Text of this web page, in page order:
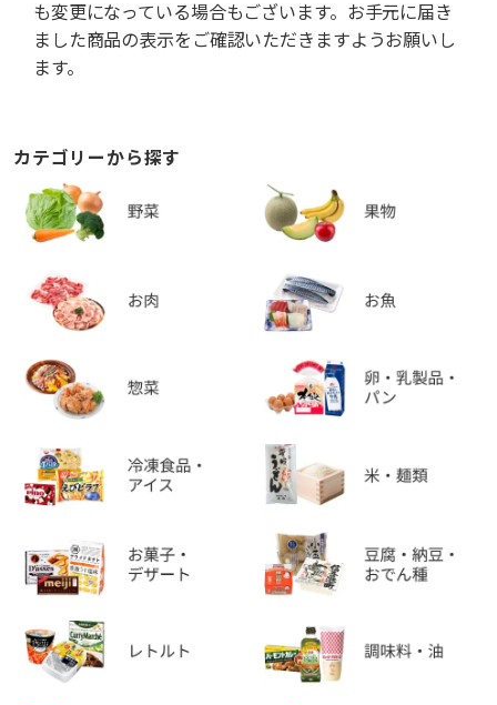
も変更になっている場合もございます。お手元に届き
ました商品の表示をご確認いただきますようお願いし
ます。
カテゴリーから探す